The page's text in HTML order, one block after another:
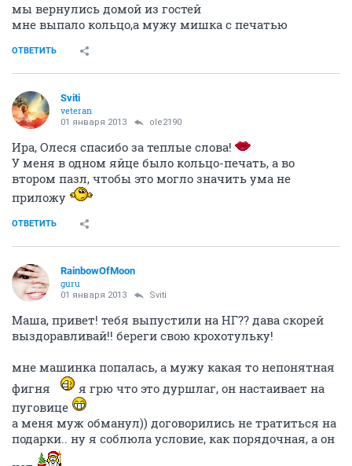
мы вернулись домой из гостей
мне выпало кольцо,а мужу мишка с печатью
ОТВЕТИТЬ
Sviti
veteran
01 января 2013 ole2190
Ира, Олеся спасибо за теплые слова!
У меня в одном яйце было кольцо-печать, а во
втором пазл, чтобы это могло значить ума не
приложу
ОТВЕТИТЬ
RainbowOfMoon
guru
01 января 2013 Sviti
Маша, привет! тебя выпустили на НГ?? дава скорей
выздоравливай!! береги свою крохотульку!
мне машинка попалась, а мужу какая то непонятная
фигня
я грю что это дуршлаг, он настаивает на
пуговице
а меня муж обманул)) договорились не тратиться на
подарки.. ну я соблюла условие, как порядочная, а он